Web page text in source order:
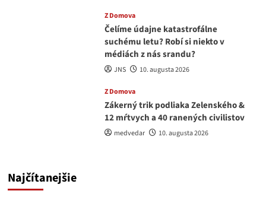
Z Domova
Čelíme údajne katastrofálne
suchému letu? Robí si niekto v
médiách z nás srandu?
JNS 10. augusta 2026
Z Domova
Zákerný trik podliaka Zelenského &
12 mŕtvych a 40 ranených civilistov
medvedar 10. augusta 2026
Najčítanejšie